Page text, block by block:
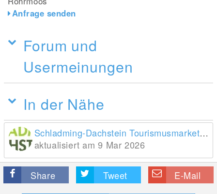
Anfrage senden
Forum und
Usermeinungen
In der Nähe
Schladming-Dachstein Tourismusmarketing GmbH
aktualisiert am 9 Mar 2026
Share Tweet E-Mail